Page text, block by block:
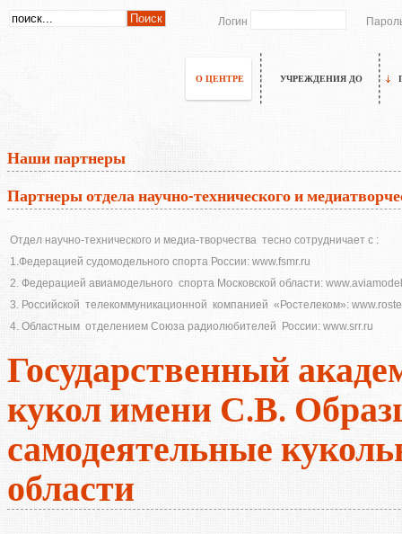
Логин
О ЦЕНТРЕ УЧРЕЖДЕНИЯ ДО
Наши партнеры
Партнеры отдела научно-технического и
Отдел научно-технического и медиа-творчества тесно сотрудничает с :
1.Федерацией судомодельного спорта России: www.fsmr.ru
2. Федерацией авиамодельного спорта Московской области:
3. Российской телекоммуникационной компанией «Ростелеком»:
4. Областным отделением Союза радиолюбителей России: www.srr.ru
Государственный
кукол имени С.В.
самодеятельные
области